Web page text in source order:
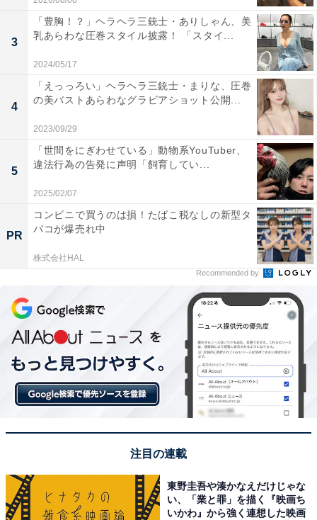
3
「豊胸！？」ヘラヘラ三銃士・ありしゃん、美
乳あらわな圧巻スタイル披露！ 「スタイ...
2024/05/17
4
「えっっろい」ヘラヘラ三銃士・まりな、圧巻
の美バストあらわなグラビアショット公開...
2023/09/29
5
「世間をにぎわせている」動物系YouTuber、
違法行為の告発に声明「飼育してい...
2025/02/07
PR
コンビニで買うのは損！たばこ税なしの新型タ
バコが爆売れ中
株式会社HAL
Recommended by
注目の連載
東野圭吾や湊かなえだけじゃな
い、「業と罪」を描く『映画ち
いかわ』から強く連想した映画